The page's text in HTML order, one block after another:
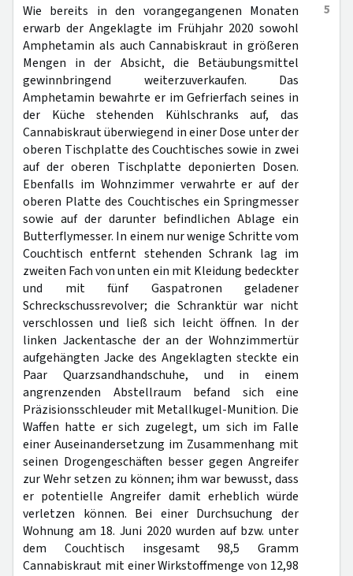
5
Wie bereits in den vorangegangenen Monaten
erwarb der Angeklagte im Frühjahr 2020 sowohl
Amphetamin als auch Cannabiskraut in größeren
Mengen in der Absicht, die Betäubungsmittel
gewinnbringend weiterzuverkaufen. Das
Amphetamin bewahrte er im Gefrierfach seines in
der Küche stehenden Kühlschranks auf, das
Cannabiskraut überwiegend in einer Dose unter der
oberen Tischplatte des Couchtisches sowie in zwei
auf der oberen Tischplatte deponierten Dosen.
Ebenfalls im Wohnzimmer verwahrte er auf der
oberen Platte des Couchtisches ein Springmesser
sowie auf der darunter befindlichen Ablage ein
Butterflymesser. In einem nur wenige Schritte vom
Couchtisch entfernt stehenden Schrank lag im
zweiten Fach von unten ein mit Kleidung bedeckter
und mit fünf Gaspatronen geladener
Schreckschussrevolver; die Schranktür war nicht
verschlossen und ließ sich leicht öffnen. In der
linken Jackentasche der an der Wohnzimmertür
aufgehängten Jacke des Angeklagten steckte ein
Paar Quarzsandhandschuhe, und in einem
angrenzenden Abstellraum befand sich eine
Präzisionsschleuder mit Metallkugel-Munition. Die
Waffen hatte er sich zugelegt, um sich im Falle
einer Auseinandersetzung im Zusammenhang mit
seinen Drogengeschäften besser gegen Angreifer
zur Wehr setzen zu können; ihm war bewusst, dass
er potentielle Angreifer damit erheblich würde
verletzen können. Bei einer Durchsuchung der
Wohnung am 18. Juni 2020 wurden auf bzw. unter
dem Couchtisch insgesamt 98,5 Gramm
Cannabiskraut mit einer Wirkstoffmenge von 12,98